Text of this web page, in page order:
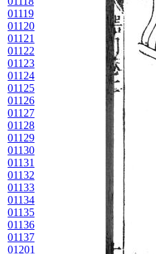
01119
01120
01121
01122
01123
01124
01125
01126
01127
01128
01129
01130
01131
01132
01133
01134
01135
01136
01137
01201